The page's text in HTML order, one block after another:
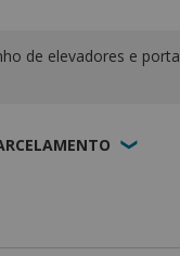
de elevadores e